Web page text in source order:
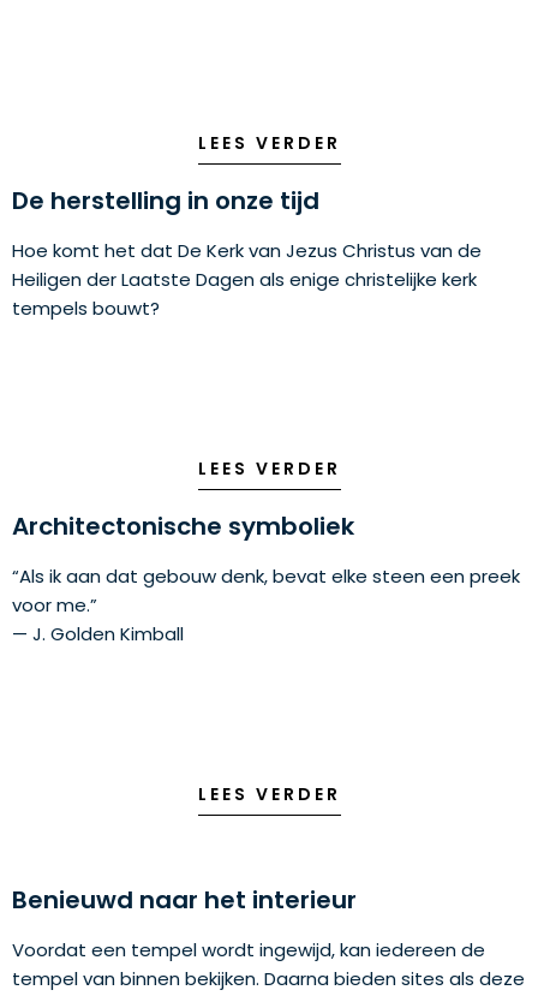
LEES VERDER
De herstelling in onze tijd
Hoe komt het dat De Kerk van Jezus Christus van de
Heiligen der Laatste Dagen als enige christelijke kerk
tempels bouwt?
LEES VERDER
Architectonische symboliek
“Als ik aan dat gebouw denk, bevat elke steen een preek
voor me.”
— J. Golden Kimball
LEES VERDER
Benieuwd naar het interieur
Voordat een tempel wordt ingewijd, kan iedereen de
tempel van binnen bekijken. Daarna bieden sites als deze